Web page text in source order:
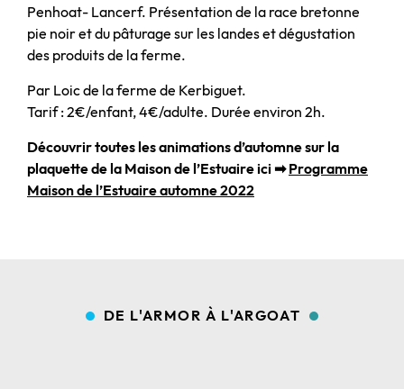
Penhoat- Lancerf. Présentation de la race bretonne
pie noir et du pâturage sur les landes et dégustation
des produits de la ferme.
Par Loic de la ferme de Kerbiguet.
Tarif : 2€/enfant, 4€/adulte. Durée environ 2h.
Découvrir toutes les animations d’automne sur la
plaquette de la Maison de l’Estuaire ici ➡Programme
Maison de l’Estuaire automne 2022
DE L'ARMOR À L'ARGOAT